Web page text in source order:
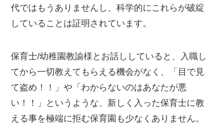
代ではもうありませんし、科学的にこれらが破綻
していることは証明されています。
保育士/幼稚園教諭様とお話ししていると、入職し
てから一切教えてもらえる機会がなく、「目で見
て盗め！！」や「わからないのはあなたが悪
い！！」というような、新しく入った保育士に教
える事を極端に拒む保育園も少なくありません。